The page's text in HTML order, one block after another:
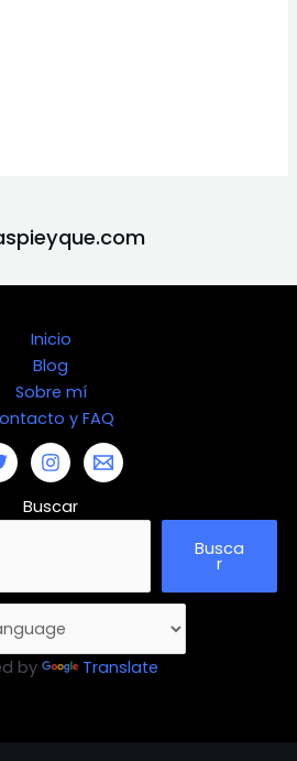
Inicio
Blog
Sobre mí
y FAQ
Buscar
Busca
r
by Translate